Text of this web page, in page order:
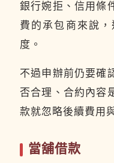
銀行婉拒、信用條
費的承包商來說
度。
不過申辦前仍要確
否合理、合約內容
款就忽略後續費用
當舖借款